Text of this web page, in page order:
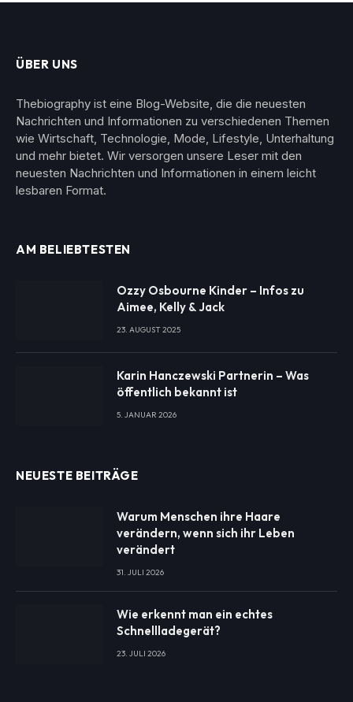
ÜBER UNS
Thebiography ist eine Blog-Website, die die neuesten
Nachrichten und Informationen zu verschiedenen Themen
wie Wirtschaft, Technologie, Mode, Lifestyle, Unterhaltung
und mehr bietet. Wir versorgen unsere Leser mit den
neuesten Nachrichten und Informationen in einem leicht
lesbaren Format.
AM BELIEBTESTEN
Ozzy Osbourne Kinder – Infos zu
Aimee, Kelly & Jack
23. AUGUST 2025
Karin Hanczewski Partnerin – Was
öffentlich bekannt ist
5. JANUAR 2026
NEUESTE BEITRÄGE
Warum Menschen ihre Haare
verändern, wenn sich ihr Leben
verändert
31. JULI 2026
Wie erkennt man ein echtes
Schnellladegerät?
23. JULI 2026